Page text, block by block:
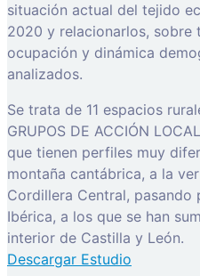
situación actual del tejido
2020 y relacionarlos,
ocupación y dinámica
analizados.
Se trata de 11 espacios
GRUPOS DE ACCIÓN
que tienen perfiles muy
montaña cantábrica, a la
Cordillera Central,
Ibérica, a los que se han
interior de Castilla y León.
Descargar Estudio